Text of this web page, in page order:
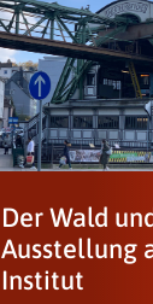
Der Wald
Ausstellung
Institut